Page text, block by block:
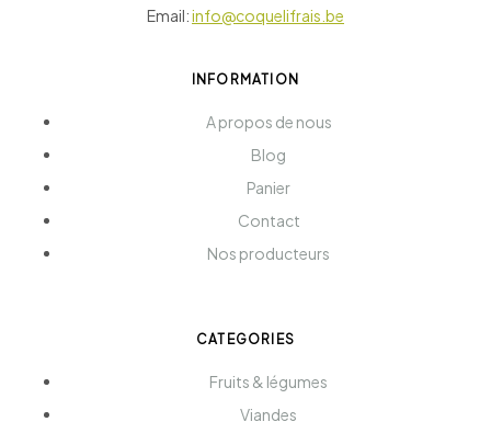
Email:info@coquelifrais.be
INFORMATION
A propos de nous
Blog
Panier
Contact
Nos producteurs
CATEGORIES
Fruits & légumes
Viandes